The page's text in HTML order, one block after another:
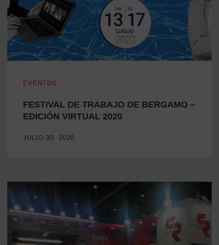
EVENTOS
FESTIVAL DE TRABAJO DE BERGAMO –
EDICIÓN VIRTUAL 2020
JULIO 30, 2020